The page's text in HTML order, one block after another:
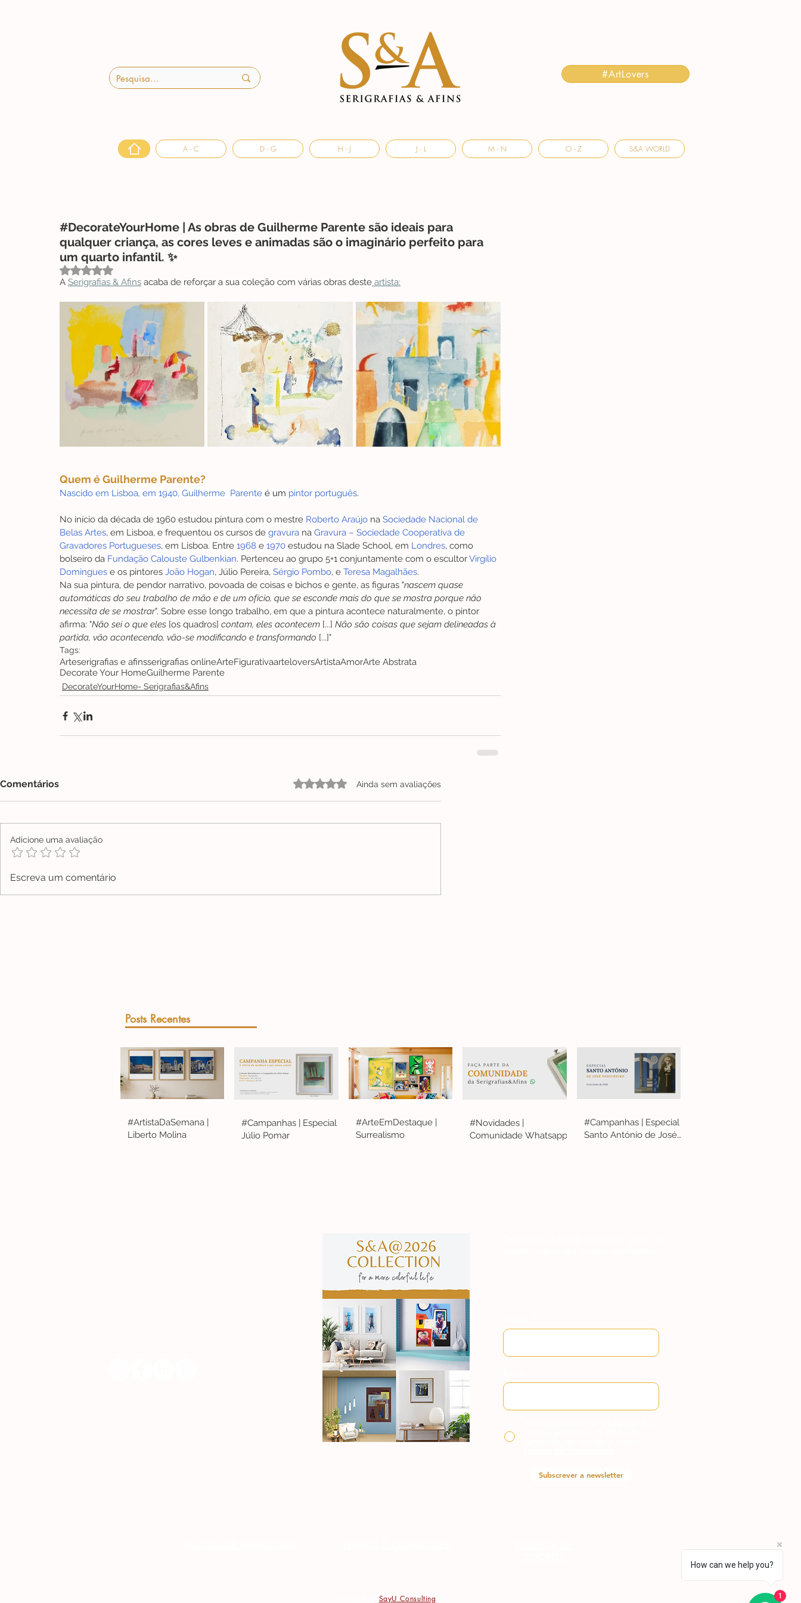
#ArtLovers
A - C D - G H - J J - L M - N O - Z S&A WORLD
#DecorateYourHome | As obras de Guilherme Parente são ideais para
qualquer criança, as cores leves e animadas são o imaginário perfeito para
um quarto infantil. ✨
Avaliado com NaN de 5 estrelas.
A Serigrafias & Afins acaba de reforçar a sua coleção com várias obras deste artista:
Quem é Guilherme Parente?
Nascido em Lisboa, em 1940, Guilherme  Parente é um pintor português.
No início da década de 1960 estudou pintura com o mestre Roberto Araújo na Sociedade Nacional de
Belas Artes, em Lisboa, e frequentou os cursos de gravura na Gravura – Sociedade Cooperativa de
Gravadores Portugueses, em Lisboa. Entre 1968 e 1970 estudou na Slade School, em Londres, como
bolseiro da Fundação Calouste Gulbenkian. Pertenceu ao grupo 5+1 conjuntamente com o escultor Virgílio
Domingues e os pintores João Hogan, Júlio Pereira, Sérgio Pombo, e Teresa Magalhães.
Na sua pintura, de pendor narrativo, povoada de coisas e bichos e gente, as figuras "nascem quase
automáticas do seu trabalho de mão e de um ofício, que se esconde mais do que se mostra porque não
necessita de se mostrar". Sobre esse longo trabalho, em que a pintura acontece naturalmente, o pintor
afirma: "Não sei o que eles [os quadros] contam, eles acontecem [...] Não são coisas que sejam delineadas à
partida, vão acontecendo, vão-se modificando e transformando [...]"
Tags:
Arteserigrafias e afinsserigrafias onlineArteFigurativaarteloversArtistaAmorArte Abstrata
Decorate Your HomeGuilherme Parente
DecorateYourHome- Serigrafias&Afins
Comentários Avaliado com 0 de 5 estrelas.
Ainda sem avaliações
Adicione uma avaliação
Escreva um comentário
Posts Recentes
#ArtistaDaSemana |
Liberto Molina
#Campanhas | Especial
Júlio Pomar
#ArteEmDestaque |
Surrealismo
#Novidades |
Comunidade Whatsapp
#Campanhas | Especial
Santo António de José
SayU Consulting
Subscrever a newsletter
How can we help you?
1